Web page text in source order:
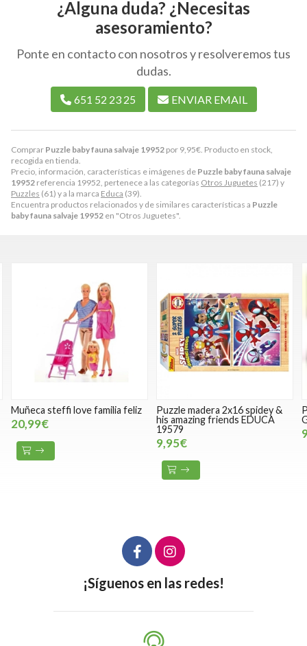
Comprar Puzzle baby fauna salvaje 19952 por 9,95€. Producto en stock,
recogida en tienda.
Precio, información, características e imágenes de Puzzle baby fauna salvaje
19952 referencia 19952, pertenece a las categorías Otros Juguetes (217) y
Puzzles (61) y a la marca Educa (39).
Encuentra productos relacionados y de similares características a Puzzle
baby fauna salvaje 19952 en "Otros Juguetes".
¿Alguna duda? ¿Necesitas
asesoramiento?
Ponte en contacto con nosotros y resolveremos tus
dudas.
651 52 23 25 ENVIAR EMAIL
Muñeca steffi love familia feliz
20,99€
Puzzle madera 2x16 spidey &
his amazing friends EDUCA
19579
9,95€
¡Síguenos en las redes!